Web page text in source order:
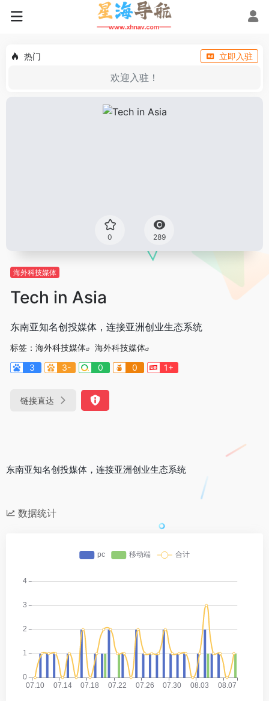
热门 立即入驻
欢迎入驻！
0 289
海外科技媒体
Tech in Asia
东南亚知名创投媒体，连接亚洲创业生态系统
标签： 海外科技媒体
海外科技媒体
3
3- 0 0 1+
链接直达
东南亚知名创投媒体，连接亚洲创业生态系统
数据统计